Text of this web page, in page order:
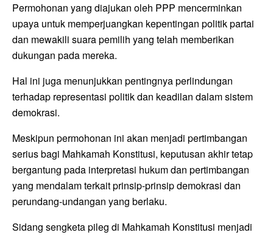
Permohonan yang diajukan oleh PPP mencerminkan
upaya untuk memperjuangkan kepentingan politik partai
dan mewakili suara pemilih yang telah memberikan
dukungan pada mereka.
Hal ini juga menunjukkan pentingnya perlindungan
terhadap representasi politik dan keadilan dalam sistem
demokrasi.
Meskipun permohonan ini akan menjadi pertimbangan
serius bagi Mahkamah Konstitusi, keputusan akhir tetap
bergantung pada interpretasi hukum dan pertimbangan
yang mendalam terkait prinsip-prinsip demokrasi dan
perundang-undangan yang berlaku.
Sidang sengketa pileg di Mahkamah Konstitusi menjadi